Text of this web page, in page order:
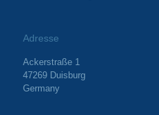
Adresse
Ackerstraße 1
47269 Duisburg
Germany